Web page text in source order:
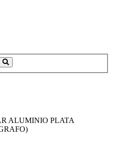
ALUMINIO PLATA